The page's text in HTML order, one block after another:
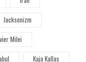
Jacksonizm
Milei
Kaja Kallas